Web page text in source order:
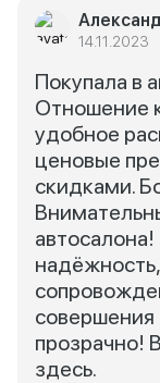
14.11.2023
Покупала в
Отношение
удобное
ценовые
скидками.
совершения
прозрачно!
здесь.